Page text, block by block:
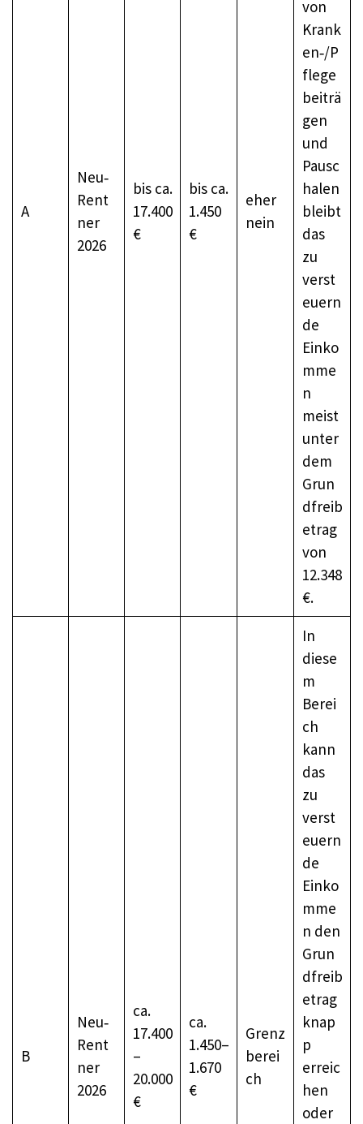
A
Neu‑
Rent
ner
2026
bis ca.
17.400
€
bis ca.
1.450
€
eher
nein
von
Krank
en‑/P
flege
beiträ
gen
und
Pausc
halen
bleibt
das
zu
verst
euern
de
Einko
mme
n
meist
unter
dem
Grun
dfreib
etrag
von
12.348
€.
B
Neu‑
Rent
ner
2026
ca.
17.400
–
20.000
€
ca.
1.450–
1.670
€
Grenz
berei
ch
In
diese
m
Berei
ch
kann
das
zu
verst
euern
de
Einko
mme
n den
Grun
dfreib
etrag
knap
p
erreic
hen
oder